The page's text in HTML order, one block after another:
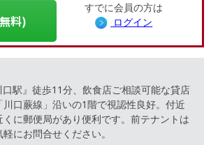
料)
すでに会員の方は
ログイン
口駅』徒歩11分、飲食店ご相談可能な貸店
口蕨線」沿いの1階で視認性良好。付近
に郵便局があり便利です。前テナントは
にお問合せください。